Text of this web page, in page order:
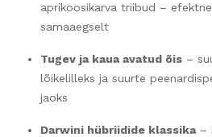
aprikoosikarva triibud –
samaaegselt
Tugev ja kaua avatud õis –
lõikelilleks ja suurte
jaoks
Darwini hübriidide klassika–